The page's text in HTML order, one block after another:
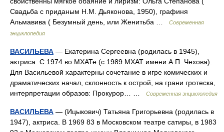
Свадьба с приданым Н.М. Дьяконова, 1950), графиня
Альмавива ( Безумный день, или Женитьба …
Современная
энциклопедия
ВАСИЛЬЕВА — Екатерина Сергеевна (родилась в 1945),
актриса. С 1974 во МХАТе (с 1989 МХАТ имени А.П. Чехова).
Для Васильевой характерны сочетание в игре комических и
драматических начал, склонность к острой, на грани гротеска,
интерпретации образов: Прокурор… …
Современная энциклопедия
ВАСИЛЬЕВА — (Ицыкович) Татьяна Григорьевна (родилась в
1947), актриса. В 1969 83 в Московском театре сатиры, в 1983